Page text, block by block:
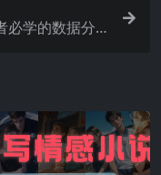
必学的数据分